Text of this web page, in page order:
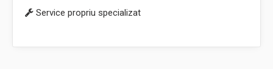
Service propriu specializat